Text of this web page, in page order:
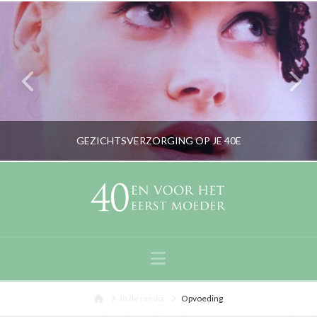
GEZICHTSVERZORGING OP JE 40E
RORYBLOKZIJL
Navigation
Opvoeding